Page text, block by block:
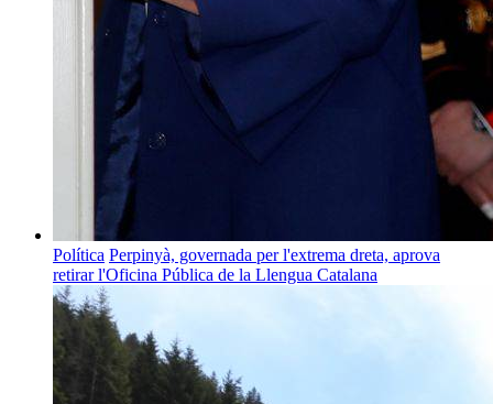
Política Perpinyà, governada per l'extrema dreta, aprova
retirar l'Oficina Pública de la Llengua Catalana